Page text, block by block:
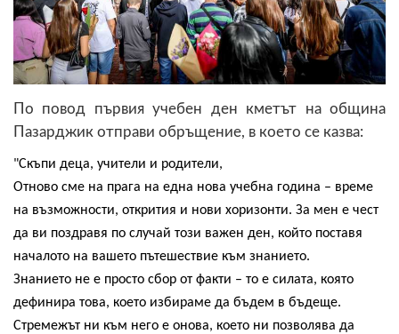
По повод първия учебен ден кметът на община
Пазарджик отправи обръщение, в което се казва:
"Скъпи деца, учители и родители,
Отново сме на прага на една нова учебна година – време
на възможности, открития и нови хоризонти. За мен е чест
да ви поздравя по случай този важен ден, който поставя
началото на вашето пътешествие към знанието.
Знанието не е просто сбор от факти – то е силата, която
дефинира това, което избираме да бъдем в бъдеще.
Стремежът ни към него е онова, което ни позволява да